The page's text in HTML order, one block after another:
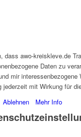
dass awo-kreiskleve.de
Daten zu
mir interessenbezogene
jederzeit mit Wirkung für
Ablehnen Mehr Info